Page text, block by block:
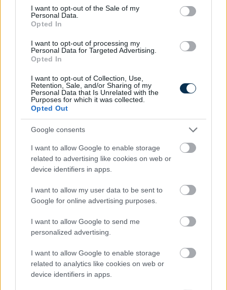
consent section.
I want to opt-out of the Sale of my
Personal Data.
Opted In
I want to opt-out of processing my
Personal Data for Targeted Advertising.
Opted In
I want to opt-out of Collection, Use,
Retention, Sale, and/or Sharing of my
Personal Data that Is Unrelated with the
Purposes for which it was collected.
Opted Out
Google consents
I want to allow Google to enable storage
related to advertising like cookies on web or
device identifiers in apps.
I want to allow my user data to be sent to
Google for online advertising purposes.
I want to allow Google to send me
personalized advertising.
I want to allow Google to enable storage
related to analytics like cookies on web or
device identifiers in apps.
Mennyi adót kell fizetni albérlet kiadásakor 2026-ban?
Melyik állatövi jegyben születtél a kínai horoszkóp
szerint?